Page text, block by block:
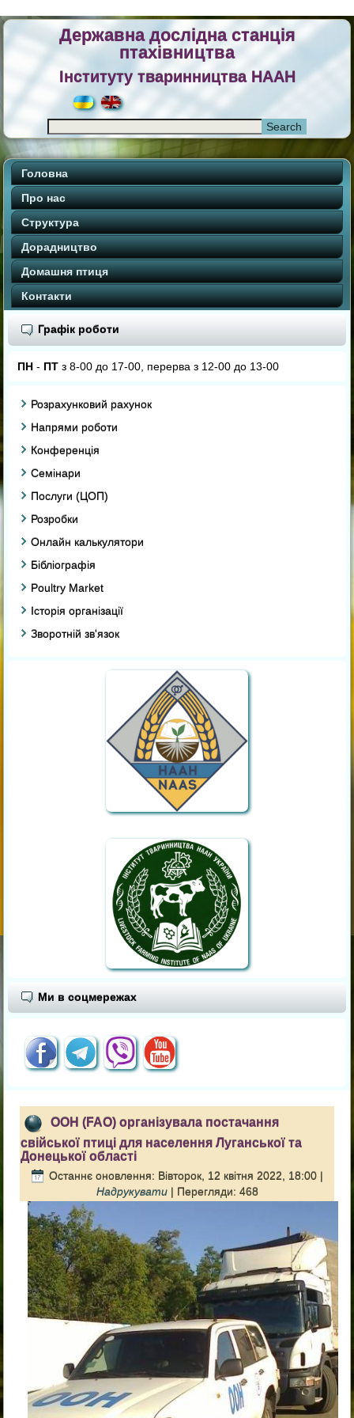
Державна дослідна станція
птахівництва
Інституту тваринництва НААН
Головна
Про нас
Структура
Дорадництво
Домашня птиця
Контакти
Графік роботи
ПН - ПТ з 8-00 до 17-00, перерва з 12-00 до 13-00
Розрахунковий рахунок
Напрями роботи
Конференція
Семінари
Послуги (ЦОП)
Розробки
Онлайн калькулятори
Бібліографія
Poultry Market
Історія організації
Зворотній зв'язок
Ми в соцмережах
ООН (FAO) організувала постачання
свійської птиці для населення Луганської та
Донецької області
Останнє оновлення: Вівторок, 12 квітня 2022, 18:00 |
Надрукувати | Перегляди: 468